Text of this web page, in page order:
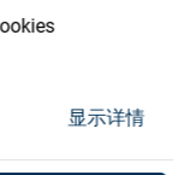
显示详情